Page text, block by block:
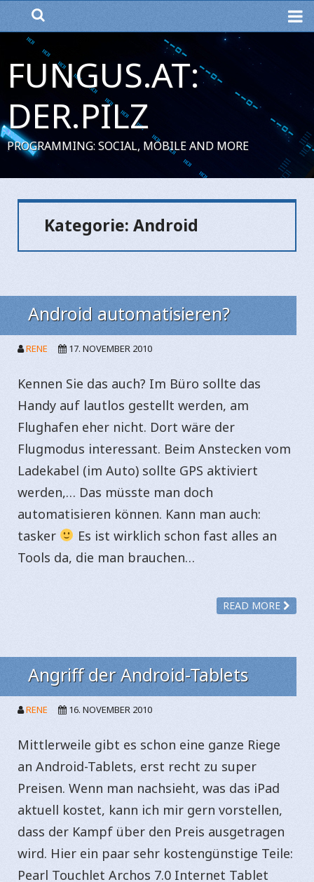
FUNGUS.AT:
DER.PILZ
PROGRAMMING: SOCIAL, MOBILE AND MORE
Kategorie: Android
Android automatisieren?
RENE 17. NOVEMBER 2010
Kennen Sie das auch? Im Büro sollte das
Handy auf lautlos gestellt werden, am
Flughafen eher nicht. Dort wäre der
Flugmodus interessant. Beim Anstecken vom
Ladekabel (im Auto) sollte GPS aktiviert
werden,… Das müsste man doch
automatisieren können. Kann man auch:
tasker
Es ist wirklich schon fast alles an
Tools da, die man brauchen…
READ MORE
Angriff der Android-Tablets
RENE 16. NOVEMBER 2010
Mittlerweile gibt es schon eine ganze Riege
an Android-Tablets, erst recht zu super
Preisen. Wenn man nachsieht, was das iPad
aktuell kostet, kann ich mir gern vorstellen,
dass der Kampf über den Preis ausgetragen
wird. Hier ein paar sehr kostengünstige Teile:
Pearl Touchlet Archos 7.0 Internet Tablet